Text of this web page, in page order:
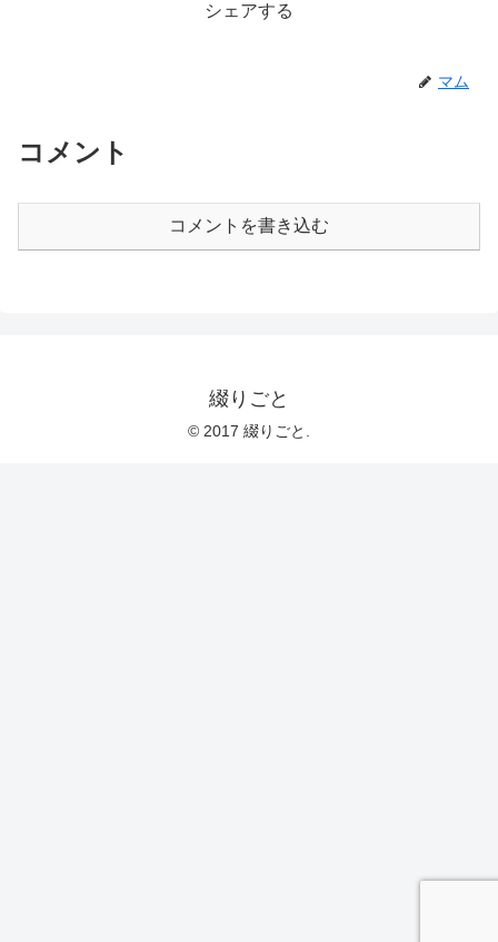
シェアする
マム
コメント
コメントを書き込む
綴りごと
© 2017 綴りごと.